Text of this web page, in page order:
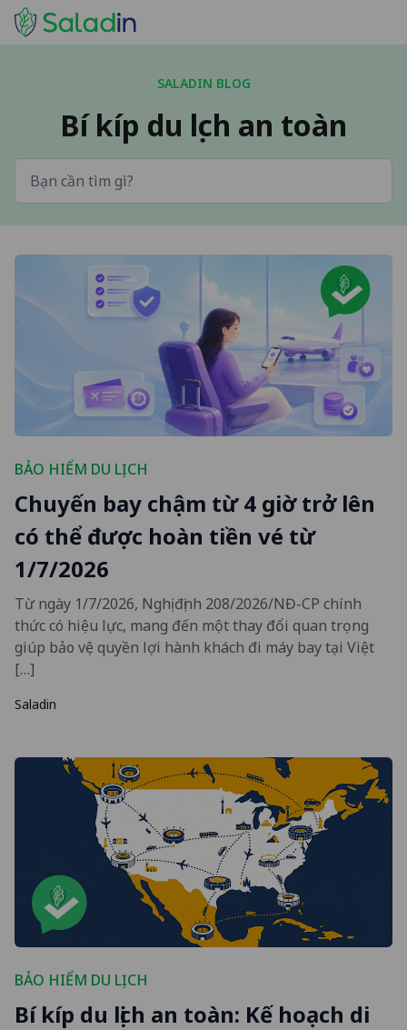
SALADIN BLOG
Bí kíp du lịch an toàn
BẢO HIỂM DU LỊCH
Chuyến bay chậm từ 4 giờ trở lên
có thể được hoàn tiền vé từ
1/7/2026
Từ ngày 1/7/2026, Nghị định 208/2026/NĐ-CP chính
thức có hiệu lực, mang đến một thay đổi quan trọng
giúp bảo vệ quyền lợi hành khách đi máy bay tại Việt
[…]
Saladin
BẢO HIỂM DU LỊCH
Bí kíp du lịch an toàn: Kế hoạch di